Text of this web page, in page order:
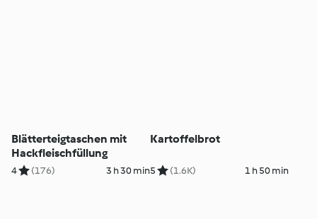
Blätterteigtaschen mit
Hackfleischfüllung
4 (176) 3 h 30 min
Kartoffelbrot
5 (1.6K) 1 h 50 min